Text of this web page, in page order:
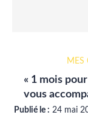
MES
« 1 mois
vous
Publié le : 24 mai